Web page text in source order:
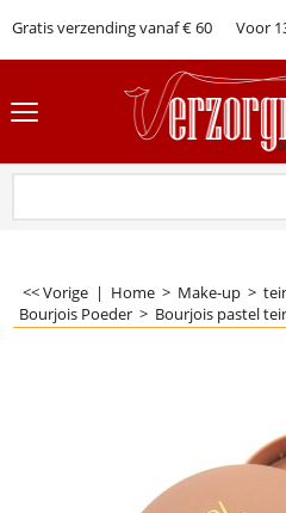
Gratis verzending vanaf € 60 Voor
<< Vorige | Home > Make-up >
Bourjois Poeder > Bourjois pastel